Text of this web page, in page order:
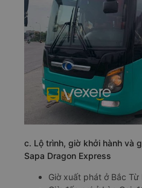
c. Lộ trình, giờ khởi hành và
Sapa Dragon Express
Giờ xuất phát ở Bắc